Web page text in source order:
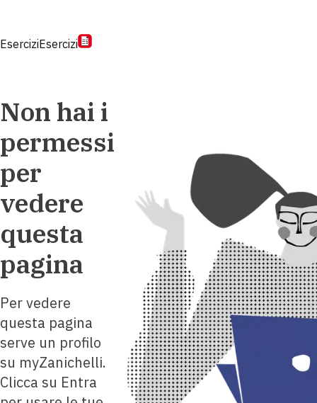
EserciziEsercizi
Non hai i
permessi
per
vedere
questa
pagina
Per vedere
questa pagina
serve un profilo
su myZanichelli.
Clicca su Entra